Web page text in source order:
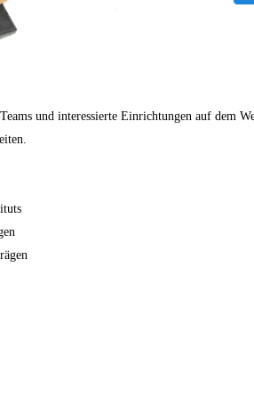
und interessierte Einrichtungen auf dem